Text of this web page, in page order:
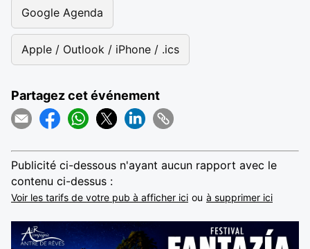
Google Agenda
Apple / Outlook / iPhone / .ics
Partagez cet événement
Publicité ci-dessous n'ayant aucun rapport avec le
contenu ci-dessus :
Voir les tarifs de votre pub à afficher ici ou à supprimer ici